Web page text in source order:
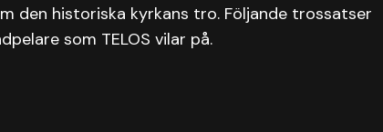
den historiska kyrkans tro. Följande trossatser
som TELOS vilar på.